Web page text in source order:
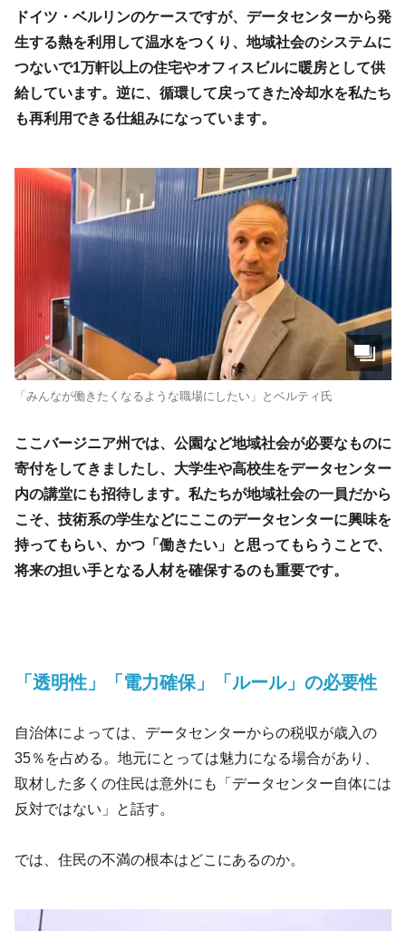
ドイツ・ベルリンのケースですが、データセンターから発
生する熱を利用して温水をつくり、地域社会のシステムに
つないで1万軒以上の住宅やオフィスビルに暖房として供
給しています。逆に、循環して戻ってきた冷却水を私たち
も再利用できる仕組みになっています。
「みんなが働きたくなるような職場にしたい」とベルティ氏
ここバージニア州では、公園など地域社会が必要なものに
寄付をしてきましたし、大学生や高校生をデータセンター
内の講堂にも招待します。私たちが地域社会の一員だから
こそ、技術系の学生などにここのデータセンターに興味を
持ってもらい、かつ「働きたい」と思ってもらうことで、
将来の担い手となる人材を確保するのも重要です。
「透明性」「電力確保」「ルール」の必要性
自治体によっては、データセンターからの税収が歳入の
35％を占める。地元にとっては魅力になる場合があり、
取材した多くの住民は意外にも「データセンター自体には
反対ではない」と話す。
では、住民の不満の根本はどこにあるのか。